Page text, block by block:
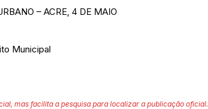
– ACRE, 4 DE MAIO
Municipal
mas facilita a pesquisa para localizar a publicação oficial.